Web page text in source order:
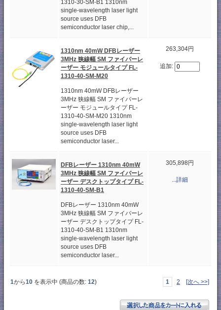
1310-30-SM-B1 1310nm
single-wavelength laser light
source uses DFB
semiconductor laser chip,...
1310nm 40mW DFBレーザー
3MHz 狭線幅 SM ファイバーレ
ーザー モジュールタイプ FL-
1310-40-SM-M20
1310nm 40mW DFBレーザー
3MHz 狭線幅 SM ファイバーレ
ーザー モジュールタイプ FL-
1310-40-SM-M20 1310nm
single-wavelength laser light
source uses DFB
semiconductor laser...
263,304円
追加:
DFBレーザー 1310nm 40mW
3MHz 狭線幅 SM ファイバーレ
ーザー デスクトップタイプ FL-
1310-40-SM-B1
DFBレーザー 1310nm 40mW
3MHz 狭線幅 SM ファイバーレ
ーザー デスクトップタイプ FL-
1310-40-SM-B1 1310nm
single-wavelength laser light
source uses DFB
semiconductor laser...
305,898円
...詳細
1から10 を表示中 (商品の数: 12) 1 2 [次へ >>]